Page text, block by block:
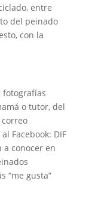
entre
del peinado
con la
fotografías
o tutor, del
Facebook: DIF
a conocer en
“me gusta”